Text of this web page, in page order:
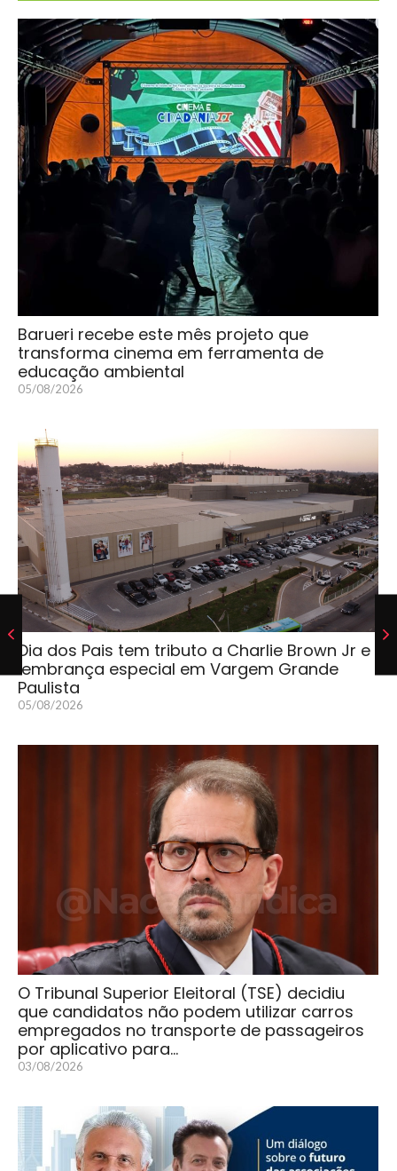
Barueri recebe este mês projeto que
transforma cinema em ferramenta de
educação ambiental
05/08/2026
Dia dos Pais tem tributo a Charlie Brown Jr e
lembrança especial em Vargem Grande
Paulista
05/08/2026
O Tribunal Superior Eleitoral (TSE) decidiu
que candidatos não podem utilizar carros
empregados no transporte de passageiros
por aplicativo para…
03/08/2026